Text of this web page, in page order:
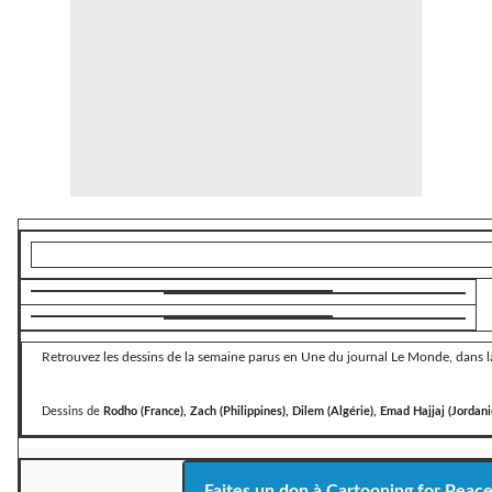
Retrouvez les dessins de la semaine parus en Une du journal Le Monde, dans
Dessins de Rodho (France), Zach (Philippines), Dilem (Algérie), Emad Hajjaj